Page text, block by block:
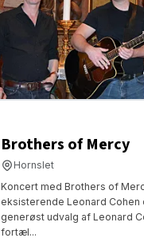
Brothers of Mercy
Hornslet
Koncert med Brothers of
eksisterende Leonard
generøst udvalg af Leonard
fortæl...